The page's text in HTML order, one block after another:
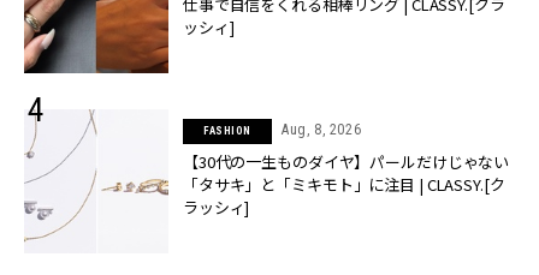
ッシィ]
FASHION Aug, 8, 2026
【30代の一生ものダイヤ】パールだけじゃない
「タサキ」と「ミキモト」に注目 | CLASSY.[ク
ラッシィ]